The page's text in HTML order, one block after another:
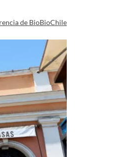
de BioBioChile